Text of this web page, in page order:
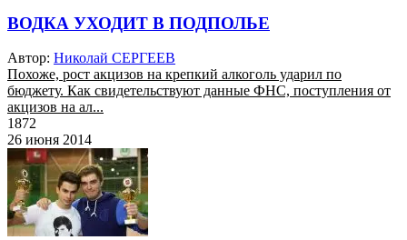
ВОДКА УХОДИТ В ПОДПОЛЬЕ
Автор: Николай СЕРГЕЕВ
Похоже, рост акцизов на крепкий алкоголь ударил по
бюджету. Как свидетельствуют данные ФНС, поступления от
акцизов на ал...
1872
26 июня 2014